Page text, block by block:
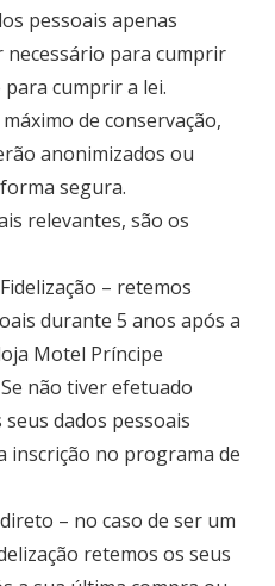
pessoais apenas
para cumprir
cumprir a lei.
de conservação,
anonimizados ou
segura.
relevantes, são os
– retemos
durante 5 anos após a
Motel Príncipe
não tiver efetuado
dados pessoais
inscrição no programa de
– no caso de ser um
retemos os seus